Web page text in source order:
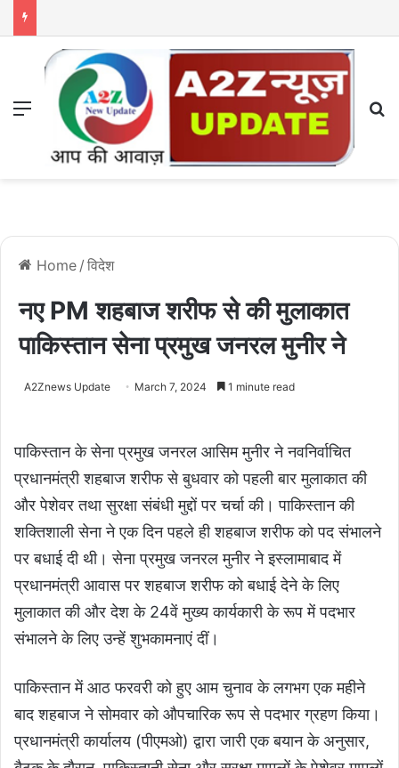
Menu
Home / विदेश
नए PM शहबाज शरीफ से की मुलाकात
पाकिस्तान सेना प्रमुख जनरल मुनीर ने
A2Znews Update March 7, 2024 1 minute read
पाकिस्तान के सेना प्रमुख जनरल आसिम मुनीर ने नवनिर्वाचित
प्रधानमंत्री शहबाज शरीफ से बुधवार को पहली बार मुलाकात की
और पेशेवर तथा सुरक्षा संबंधी मुद्दों पर चर्चा की। पाकिस्तान की
शक्तिशाली सेना ने एक दिन पहले ही शहबाज शरीफ को पद संभालने
पर बधाई दी थी। सेना प्रमुख जनरल मुनीर ने इस्लामाबाद में
प्रधानमंत्री आवास पर शहबाज शरीफ को बधाई देने के लिए
मुलाकात की और देश के 24वें मुख्य कार्यकारी के रूप में पदभार
संभालने के लिए उन्हें शुभकामनाएं दीं।
पाकिस्तान में आठ फरवरी को हुए आम चुनाव के लगभग एक महीने
बाद शहबाज ने सोमवार को औपचारिक रूप से पदभार ग्रहण किया।
प्रधानमंत्री कार्यालय (पीएमओ) द्वारा जारी एक बयान के अनुसार,